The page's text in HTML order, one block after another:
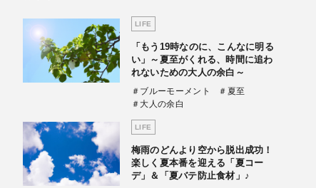
LIFE
「もう19時なのに、こんなに明る
い」～夏至がくれる、時間に追わ
れないための大人の余白～
＃ブルーモーメント
＃夏至
＃大人の余白
LIFE
梅雨のどんより空から脱出成功！
楽しく夏本番を迎える「夏コー
デ」＆「夏バテ防止食材」♪